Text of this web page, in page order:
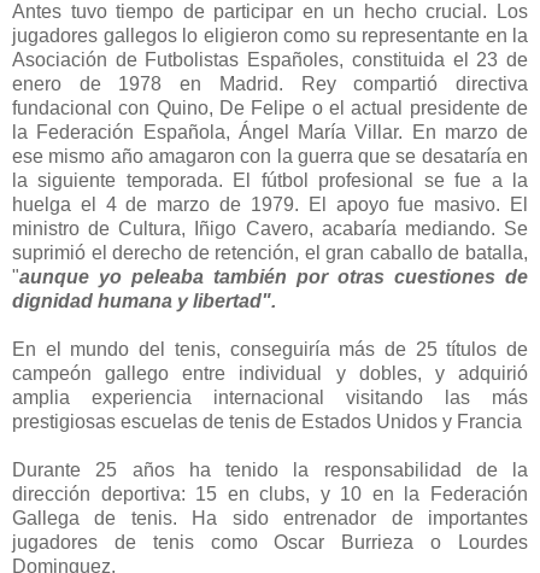
Antes tuvo tiempo de participar en un hecho crucial. Los
jugadores gallegos lo eligieron como su representante en la
Asociación de Futbolistas Españoles, constituida el 23 de
enero de 1978 en Madrid. Rey compartió directiva
fundacional con Quino, De Felipe o el actual presidente de
la Federación Española, Ángel María Villar. En marzo de
ese mismo año amagaron con la guerra que se desataría en
la siguiente temporada. El fútbol profesional se fue a la
huelga el 4 de marzo de 1979. El apoyo fue masivo. El
ministro de Cultura, Iñigo Cavero, acabaría mediando. Se
suprimió el derecho de retención, el gran caballo de batalla,
"aunque yo peleaba también por otras cuestiones de
dignidad humana y libertad".
En el mundo del tenis, conseguiría más de 25 títulos de
campeón gallego entre individual y dobles, y adquirió
amplia experiencia internacional visitando las más
prestigiosas escuelas de tenis de Estados Unidos y Francia
Durante 25 años ha tenido la responsabilidad de la
dirección deportiva: 15 en clubs, y 10 en la Federación
Gallega de tenis. Ha sido entrenador de importantes
jugadores de tenis como Oscar Burrieza o Lourdes
Dominguez.